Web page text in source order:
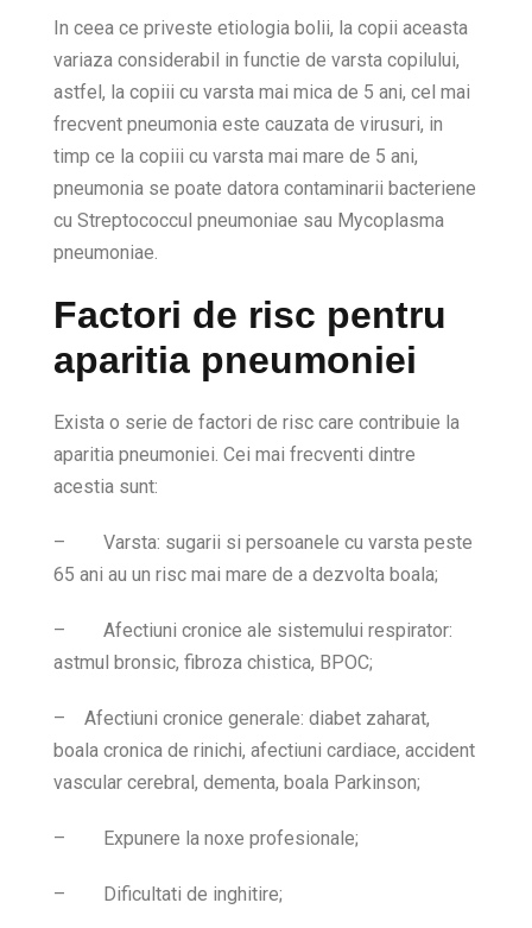
In ceea ce priveste etiologia bolii, la copii aceasta
variaza considerabil in functie de varsta copilului,
astfel, la copiii cu varsta mai mica de 5 ani, cel mai
frecvent pneumonia este cauzata de virusuri, in
timp ce la copiii cu varsta mai mare de 5 ani,
pneumonia se poate datora contaminarii bacteriene
cu Streptococcul pneumoniae sau Mycoplasma
pneumoniae.
Factori de risc pentru
aparitia pneumoniei
Exista o serie de factori de risc care contribuie la
aparitia pneumoniei. Cei mai frecventi dintre
acestia sunt:
–
Varsta: sugarii si persoanele cu varsta peste
65 ani au un risc mai mare de a dezvolta boala;
–
Afectiuni cronice ale sistemului respirator:
astmul bronsic, fibroza chistica, BPOC;
–
Afectiuni cronice generale: diabet zaharat,
boala cronica de rinichi, afectiuni cardiace, accident
vascular cerebral, dementa, boala Parkinson;
– Expunere la noxe profesionale;
– Dificultati de inghitire;